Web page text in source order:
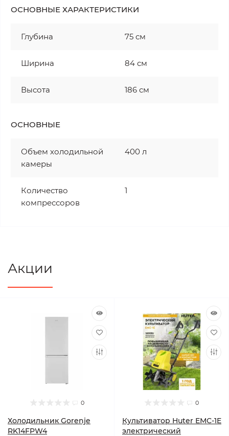
ОСНОВНЫЕ ХАРАКТЕРИСТИКИ
Глубина 75 см
Ширина 84 см
Высота 186 см
ОСНОВНЫЕ
Объем холодильной
камеры
400 л
Количество
компрессоров
1
Акции
0
Холодильник Gorenje
RK14FPW4
0
Культиватор Huter ЕМС-1E
электрический